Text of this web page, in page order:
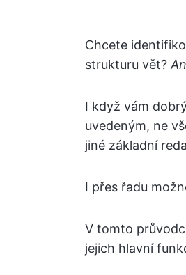
Chcete
strukturu vět?
I když vám
uvedeným, ne
jiné základní
I přes řadu
V tomto
jejich hlavní